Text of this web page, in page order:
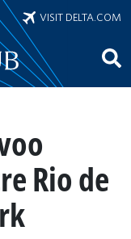
VISIT DELTA.COM
Rio de